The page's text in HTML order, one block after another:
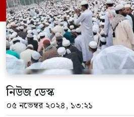
আলেম-উলামারা অভিযোগ
সাদপন্থীরা হচ্ছে আওয়ামী
আওয়ামী লীগ চলে গেলেও
সরকারের […]
নিউজ ডেস্ক
০৫ নভেম্বর ২০২৪, ১৩:২১